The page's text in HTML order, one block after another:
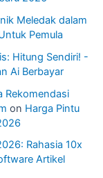
Meledak dalam
Pemula
Hitung Sendiri! -
Ai Berbayar
Rekomendasi
on Harga Pintu
Rahasia 10x
Artikel